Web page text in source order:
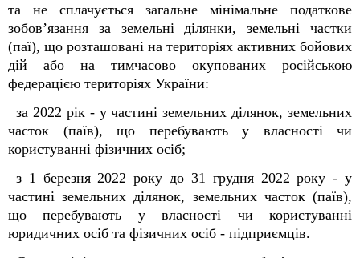
та не сплачується загальне мінімальне податкове
зобов’язання за земельні ділянки, земельні частки
(паї), що розташовані на територіях активних бойових
дій або на тимчасово окупованих російською
федерацією територіях України:
за 2022 рік - у частині земельних ділянок, земельних
часток (паїв), що перебувають у власності чи
користуванні фізичних осіб;
з 1 березня 2022 року до 31 грудня 2022 року - у
частині земельних ділянок, земельних часток (паїв),
що перебувають у власності чи користуванні
юридичних осіб та фізичних осіб - підприємців.